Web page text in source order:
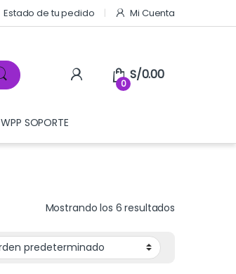
Estado de tu pedido Mi Cuenta
0
S/0.00
WPP SOPORTE
Mostrando los 6 resultados